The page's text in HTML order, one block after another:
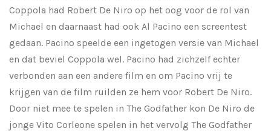
Coppola had Robert De Niro op het oog voor de rol van
Michael en daarnaast had ook Al Pacino een screentest
gedaan. Pacino speelde een ingetogen versie van Michael
en dat beviel Coppola wel. Pacino had zichzelf echter
verbonden aan een andere film en om Pacino vrij te
krijgen van de film ruilden ze hem voor Robert De Niro.
Door niet mee te spelen in The Godfather kon De Niro de
jonge Vito Corleone spelen in het vervolg The Godfather